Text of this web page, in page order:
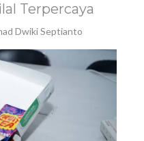
Terpercaya
Dwiki Septianto